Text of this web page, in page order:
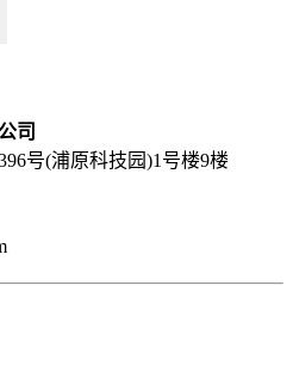
司
号(浦原科技园)1号楼9楼